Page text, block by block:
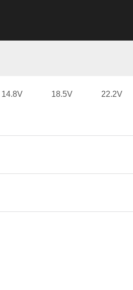
14.8V 18.5V 22.2V